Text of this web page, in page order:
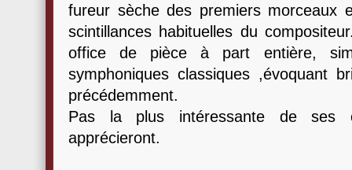
fureur sèche des premiers morceaux
scintillances habituelles du
office de pièce à part entière,
symphoniques classiques ,évoquant
précédemment.
Pas la plus intéressante de ses
apprécieront.